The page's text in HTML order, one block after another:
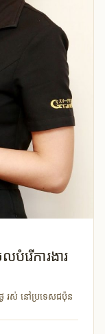
បំរើការងារ
ៃ រស់ នៅប្រទេសជប៉ុន